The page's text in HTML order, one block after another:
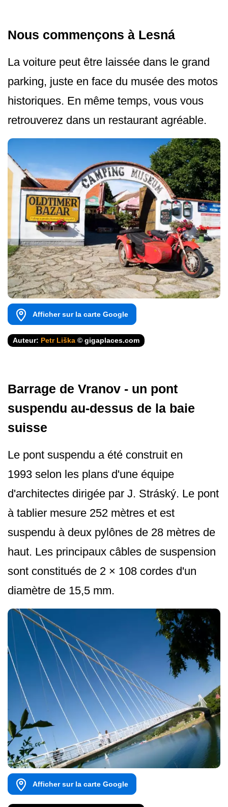
Nous commençons à Lesná
La voiture peut être laissée dans le grand
parking, juste en face du musée des motos
historiques. En même temps, vous vous
retrouverez dans un restaurant agréable.
Afficher sur la carte Google
Auteur: Petr Liška © gigaplaces.com
Barrage de Vranov - un pont
suspendu au-dessus de la baie
suisse
Le pont suspendu a été construit en
1993 selon les plans d'une équipe
d'architectes dirigée par J. Stráský. Le pont
à tablier mesure 252 mètres et est
suspendu à deux pylônes de 28 mètres de
haut. Les principaux câbles de suspension
sont constitués de 2 × 108 cordes d'un
diamètre de 15,5 mm.
Afficher sur la carte Google